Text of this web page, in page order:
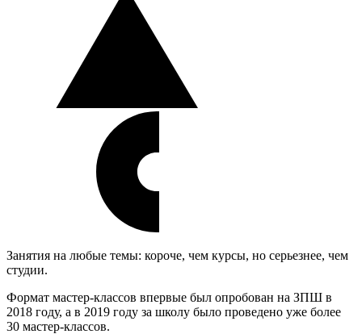
Занятия на любые темы: короче, чем курсы, но серьезнее, чем
студии.
Формат мастер-классов впервые был опробован на ЗПШ в
2018 году, а в 2019 году за школу было проведено уже более
30 мастер-классов.